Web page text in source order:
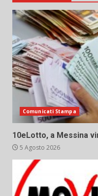
Comunicati Stampa
10eLotto, a Messina
5 Agosto 2026